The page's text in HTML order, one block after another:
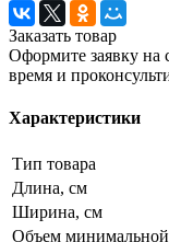
Заказать товар
Оформите заявку на
время и
Характеристики
Тип товара
Длина, см
Ширина, см
Объем